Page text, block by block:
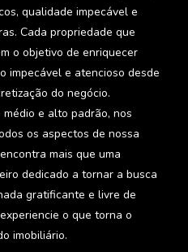
qualidade impecável e
Cada propriedade que
o objetivo de enriquecer
impecável e atencioso desde
do negócio.
médio e alto padrão, nos
os aspectos de nossa
mais que uma
dedicado a tornar a busca
gratificante e livre de
o que torna o
imobiliário.